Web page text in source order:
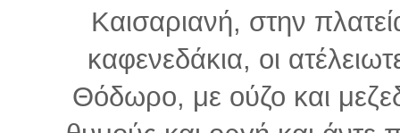
Καισαριανή, στην
καφενεδάκια, οι
Θόδωρο, με ούζο και